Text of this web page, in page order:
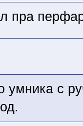
пра
умника с